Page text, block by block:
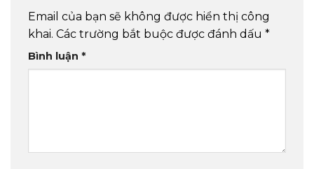
Email của bạn sẽ không được hiển thị công
khai. Các trường bắt buộc được đánh dấu *
Bình luận *